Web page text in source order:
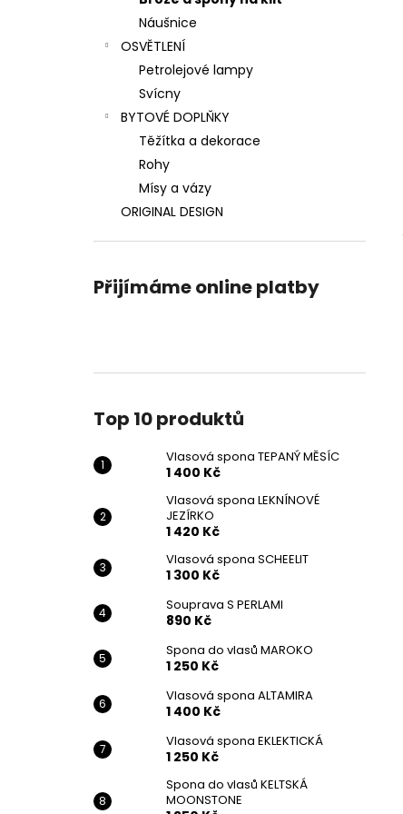
Náušnice
OSVĚTLENÍ
Petrolejové lampy
Svícny
BYTOVÉ DOPLŇKY
Těžítka a dekorace
Rohy
Mísy a vázy
ORIGINAL DESIGN
Přijímáme online platby
Top 10 produktů
Vlasová spona TEPANÝ MĚSÍC
1 400 Kč
Vlasová spona LEKNÍNOVÉ
JEZÍRKO
1 420 Kč
Vlasová spona SCHEELIT
1 300 Kč
Souprava S PERLAMI
890 Kč
Spona do vlasů MAROKO
1 250 Kč
Vlasová spona ALTAMIRA
1 400 Kč
Vlasová spona EKLEKTICKÁ
1 250 Kč
Spona do vlasů KELTSKÁ
MOONSTONE
VLASOVÁ SPONA TEPANÝ MĚSÍC
1 400 Kč